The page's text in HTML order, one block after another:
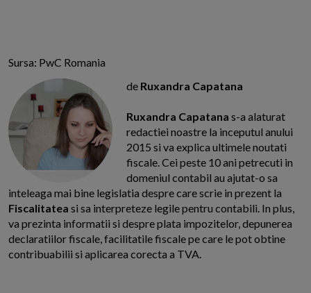
Sursa: PwC Romania
de Ruxandra Capatana
Ruxandra Capatana s-a alaturat
redactiei noastre la inceputul anului
2015 si va explica ultimele noutati
fiscale. Cei peste 10 ani petrecuti in
domeniul contabil au ajutat-o sa
inteleaga mai bine legislatia despre care scrie in prezent la
Fiscalitatea si sa interpreteze legile pentru contabili. In plus,
va prezinta informatii si despre plata impozitelor, depunerea
declaratiilor fiscale, facilitatile fiscale pe care le pot obtine
contribuabilii si aplicarea corecta a TVA.